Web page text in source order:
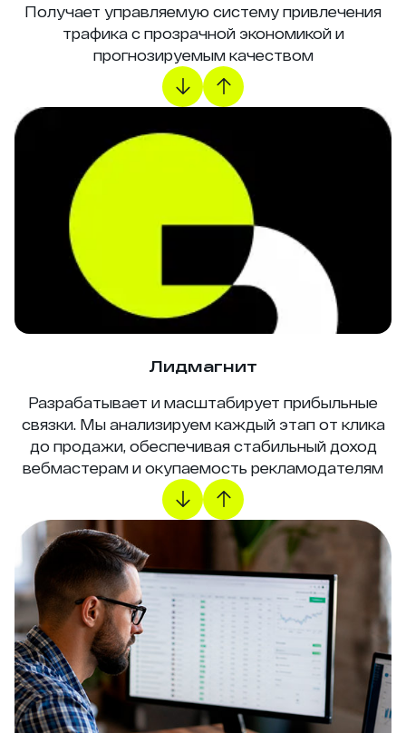
Получает управляемую систему привлечения
трафика с прозрачной экономикой и
прогнозируемым качеством
Лидмагнит
Разрабатывает и масштабирует прибыльные
связки. Мы анализируем каждый этап от клика
до продажи, обеспечивая стабильный доход
вебмастерам и окупаемость рекламодателям